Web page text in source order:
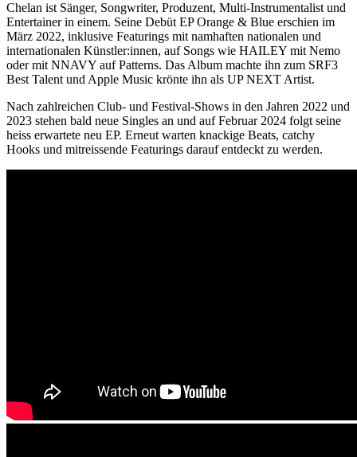
Chelan ist Sänger, Songwriter, Produzent, Multi-Instrumentalist und
Entertainer in einem. Seine Debüt EP Orange & Blue erschien im
März 2022, inklusive Featurings mit namhaften nationalen und
internationalen Künstler:innen, auf Songs wie HAILEY mit Nemo
oder mit NNAVY auf Patterns. Das Album machte ihn zum SRF3
Best Talent und Apple Music krönte ihn als UP NEXT Artist.
Nach zahlreichen Club- und Festival-Shows in den Jahren 2022 und
2023 stehen bald neue Singles an und auf Februar 2024 folgt seine
heiss erwartete neu EP. Erneut warten knackige Beats, catchy
Hooks und mitreissende Featurings darauf entdeckt zu werden.